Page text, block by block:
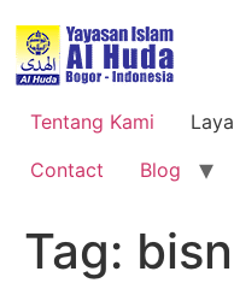
Tentang Kami
Contact
Blog
Tag: